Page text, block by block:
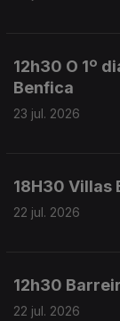
12h30 O 1º
Benfica
23 jul. 2026
18H30 Villas
22 jul. 2026
12h30
22 jul. 2026